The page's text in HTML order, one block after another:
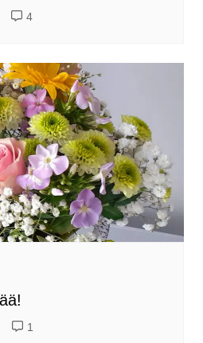
4
1